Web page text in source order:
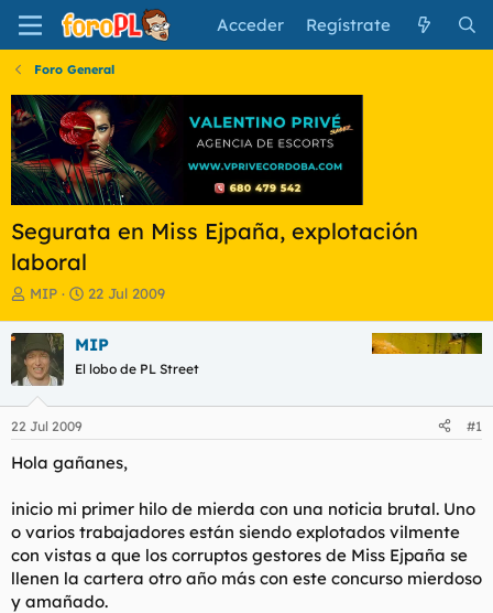
Acceder Regístrate
Foro General
Segurata en Miss Ejpaña, explotación
laboral
I
i
c
i
a
d
o
d
l
t
e
a
MIP
F
h
a
e
i
i
o
22 Jul 2009
MIP
El lobo de PL Street
22 Jul 2009 #1
Hola gañanes,
inicio mi primer hilo de mierda con una noticia brutal. Uno
o varios trabajadores están siendo explotados vilmente
con vistas a que los corruptos gestores de Miss Ejpaña se
llenen la cartera otro año más con este concurso mierdoso
y amañado.